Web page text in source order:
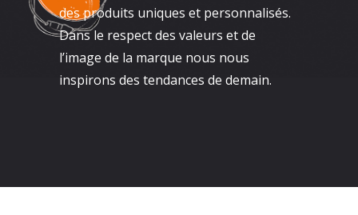
des produits uniques et personnalisés.
Dans le respect des valeurs et de
l’image de la marque nous nous
inspirons des tendances de demain.